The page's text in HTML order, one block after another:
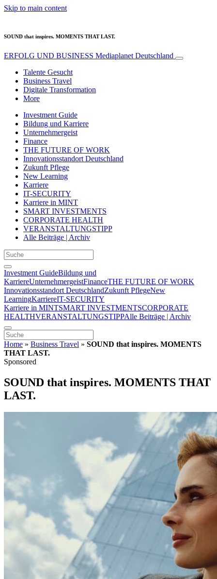
Skip to main content
SOUND that inspires. MOMENTS THAT LAST.
ERFOLG UND BUSINESS Mediaplanet Deutschland
Talente Gesucht
Business Travel
Digitale Transformation
More
Investment Guide
Bildung und Karriere
Unternehmergeist
Finance
THE FUTURE OF WORK
Innovationsstandort Deutschland
Zukunft Pflege
New Learning
Karriere
IT-SECURITY
Karriere in MINT
SMART INVESTMENTS
CORPORATE HEALTH
VERANSTALTUNGSTIPP
Alle Beiträge | Archiv
Investment GuideBildung und
KarriereUnternehmergeistFinanceTHE FUTURE OF WORK
Innovationsstandort DeutschlandZukunft PflegeNew
LearningKarriereIT-SECURITY
Karriere in MINTSMART INVESTMENTSCORPORATE
HEALTHVERANSTALTUNGSTIPPAlle Beiträge | Archiv
Home » Business Travel » SOUND that inspires. MOMENTS
THAT LAST.
Sponsored
SOUND that inspires. MOMENTS THAT
LAST.